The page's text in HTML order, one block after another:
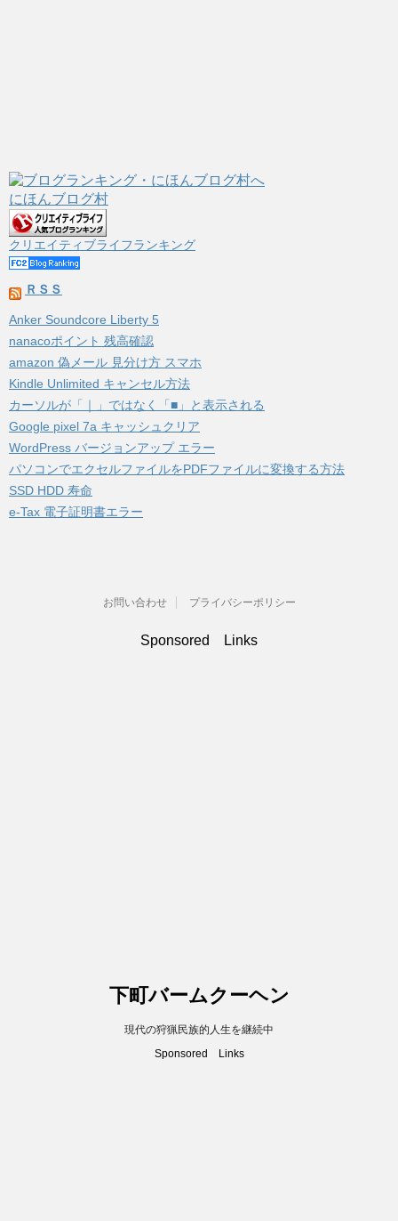
にほんブログ村
クリエイティブライフランキング
ＲＳＳ
Anker Soundcore Liberty 5
nanacoポイント 残高確認
amazon 偽メール 見分け方 スマホ
Kindle Unlimited キャンセル方法
カーソルが「｜」ではなく「■」と表示される
Google pixel 7a キャッシュクリア
WordPress バージョンアップ エラー
パソコンでエクセルファイルをPDFファイルに変換する方法
SSD HDD 寿命
e-Tax 電子証明書エラー
お問い合わせ プライバシーポリシー
Sponsored Links
下町バームクーヘン
現代の狩猟民族的人生を継続中
Sponsored Links